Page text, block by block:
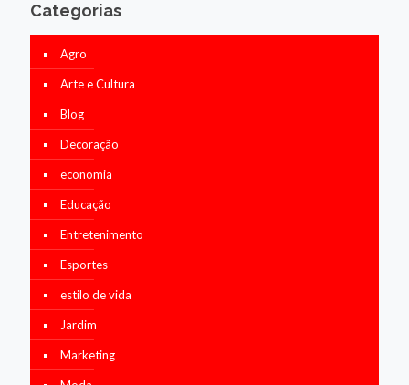
Categorias
Agro
Arte e Cultura
Blog
Decoração
economia
Educação
Entretenimento
Esportes
estilo de vida
Jardim
Marketing